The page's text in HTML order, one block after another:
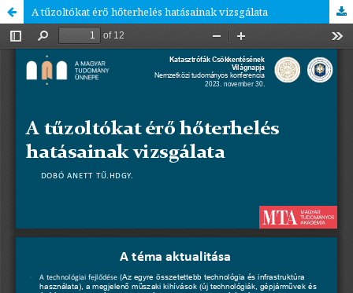
A tűzoltókat érő hőterhelés hatásainak vizsgálata